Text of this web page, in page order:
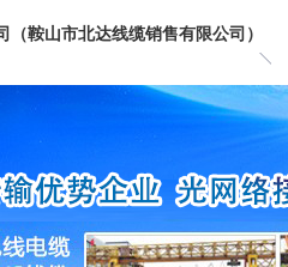
鞍山市北达线缆销售有限公司）